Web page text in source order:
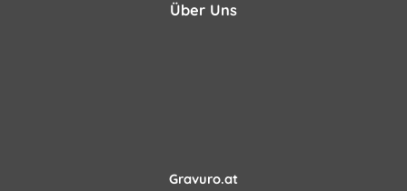
Über Uns
Gravuro.at